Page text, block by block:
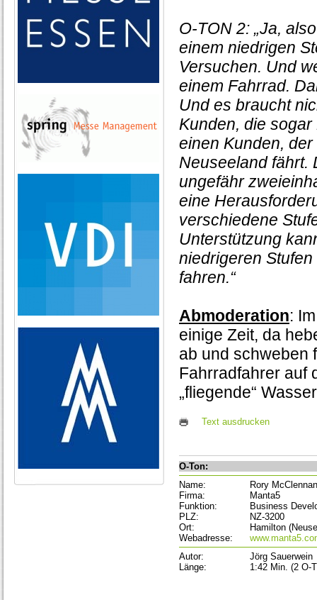
O-TON 2: „Ja,
einem niedrigen
Versuchen. Und
einem Fahrrad.
Und es braucht
Kunden, die
einen Kunden,
Neuseeland fährt.
ungefähr
eine
verschiedene
Unterstützung
niedrigeren
fahren.“
Abmoderation:
einige Zeit, da
ab und schweben
Fahrradfahrer auf
„fliegende“
Text ausdrucken
O-Ton:
Name:
Rory McClennan
Firma:
Manta5
Funktion:
Business
PLZ:
NZ-3200
Ort:
Hamilton
Webadresse:
Autor:
Jörg Sauerwein
Länge:
1:42 Min. (2 O-